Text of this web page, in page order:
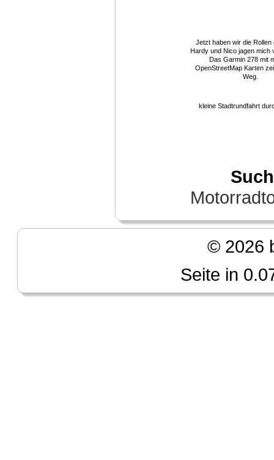
Jetzt haben wir die Rollen
Hardy und Nico jagen mich
Das Garmin 278 mit
OpenStreetMap Karten
Weg.
kleine Stadtrundfahrt
© 2026
Seite in